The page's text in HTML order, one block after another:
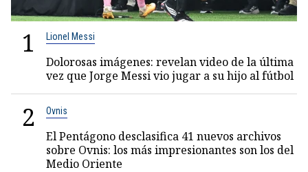
1 Lionel Messi
Dolorosas imágenes: revelan video de la última
vez que Jorge Messi vio jugar a su hijo al fútbol
2 Ovnis
El Pentágono desclasifica 41 nuevos archivos
sobre Ovnis: los más impresionantes son los del
Medio Oriente